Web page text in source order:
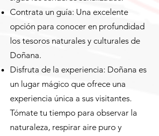
Contrata un guía: Una excelente
opción para conocer en profundidad
los tesoros naturales y culturales de
Doñana.
Disfruta de la experiencia: Doñana es
un lugar mágico que ofrece una
experiencia única a sus visitantes.
Tómate tu tiempo para observar la
naturaleza, respirar aire puro y